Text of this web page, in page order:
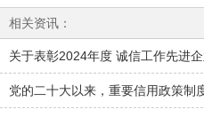
相关资讯：
关于表彰2024年度 诚信工作先进
党的二十大以来，重要信用政策制